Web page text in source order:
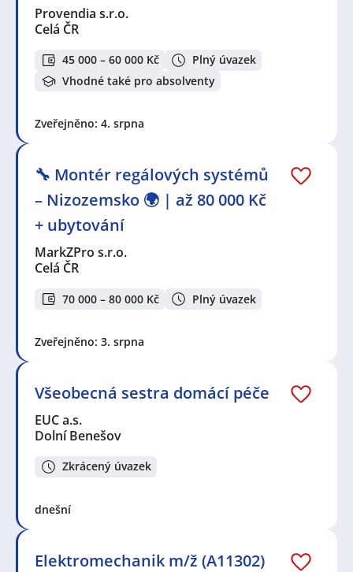
Provendia s.r.o.
Celá ČR
45 000 – 60 000 Kč
Plný úvazek
Vhodné také pro absolventy
Zveřejněno: 4. srpna
🔧 Montér regálových systémů
– Nizozemsko 🌍 | až 80 000 Kč
+ ubytování
MarkZPro s.r.o.
Celá ČR
70 000 – 80 000 Kč Plný úvazek
Zveřejněno: 3. srpna
Všeobecná sestra domácí péče
EUC a.s.
Dolní Benešov
Zkrácený úvazek
dnešní
Elektromechanik m/ž (A11302)